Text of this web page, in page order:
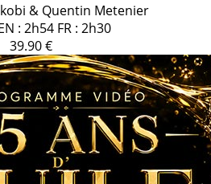
& Quentin Metenier
: 2h54 FR : 2h30
39.90 €